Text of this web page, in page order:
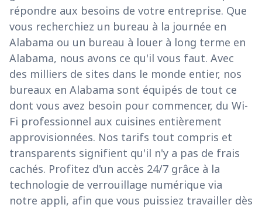
répondre aux besoins de votre entreprise. Que
vous recherchiez un bureau à la journée en
Alabama ou un bureau à louer à long terme en
Alabama, nous avons ce qu'il vous faut. Avec
des milliers de sites dans le monde entier, nos
bureaux en Alabama sont équipés de tout ce
dont vous avez besoin pour commencer, du Wi-
Fi professionnel aux cuisines entièrement
approvisionnées. Nos tarifs tout compris et
transparents signifient qu'il n'y a pas de frais
cachés. Profitez d'un accès 24/7 grâce à la
technologie de verrouillage numérique via
notre appli, afin que vous puissiez travailler dès